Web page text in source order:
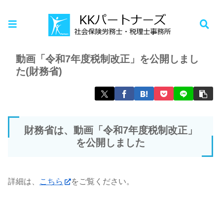
お知らせ
動画「令和7年度税制改正」を公開しまし
た(財務省)
財務省は、動画「令和7年度税制改正」
を公開しました
詳細は、 こちら をご覧ください。